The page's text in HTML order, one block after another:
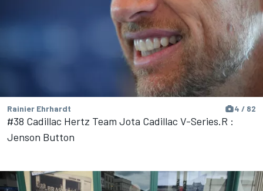
Rainier Ehrhardt 4 / 82
#38 Cadillac Hertz Team Jota Cadillac V-Series.R :
Jenson Button